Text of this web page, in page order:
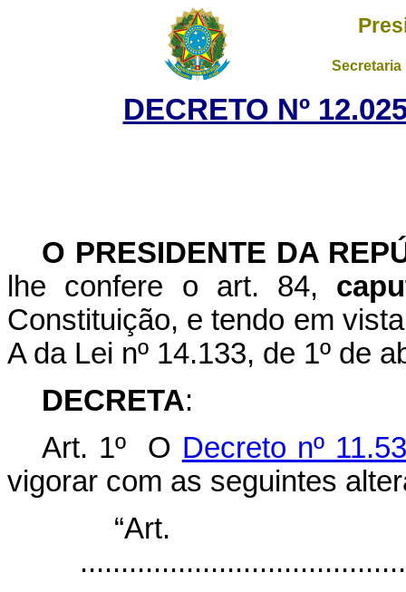
DECRETO Nº
O PRESIDENTE DA
lhe confere o art. 84,
Constituição, e tendo em
A da Lei nº 14.133, de 1º de
DECRETA:
Art. 1º O Decreto nº
vigorar com as seguintes